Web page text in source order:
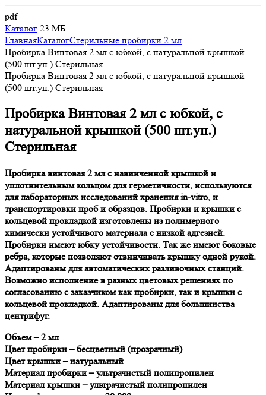
pdf
Каталог 23 МБ
ГлавнаяКаталогСтерильные пробирки 2 мл
Пробирка Винтовая 2 мл с юбкой, c натуральной крышкой
(500 шт.уп.) Стерильная
Пробирка Винтовая 2 мл с юбкой, c натуральной крышкой
(500 шт.уп.) Стерильная
Пробирка Винтовая 2 мл с юбкой, c
натуральной крышкой (500 шт.уп.)
Стерильная
Пробирка винтовая 2 мл с навинченной крышкой и
уплотнительным кольцом для герметичности, используются
для лабораторных исследований хранения in-vitro, и
транспортировки проб и образцов. Пробирки и крышки с
кольцевой прокладкой изготовлены из полимерного
химически устойчивого материала с низкой адгезией.
Пробирки имеют юбку устойчивости. Так же имеют боковые
ребра, которые позволяют отвинчивать крышку одной рукой.
Адаптированы для автоматических разливочных станций.
Возможно исполнение в разных цветовых решениях по
согласованию с заказчиком как пробирки, так и крышки с
кольцевой прокладкой. Адаптированы для большинства
центрифуг.
Объем – 2 мл
Цвет пробирки – бесцветный (прозрачный)
Цвет крышки – натуральный
Материал пробирки – ультрачистый полипропилен
Материал крышки – ультрачистый полипропилен